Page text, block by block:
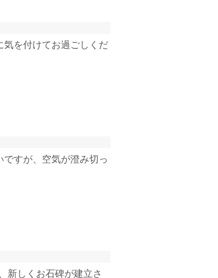
気を付けてお過ごしくだ
すが、空気が澄み切っ
新しくお石碑が建立さ